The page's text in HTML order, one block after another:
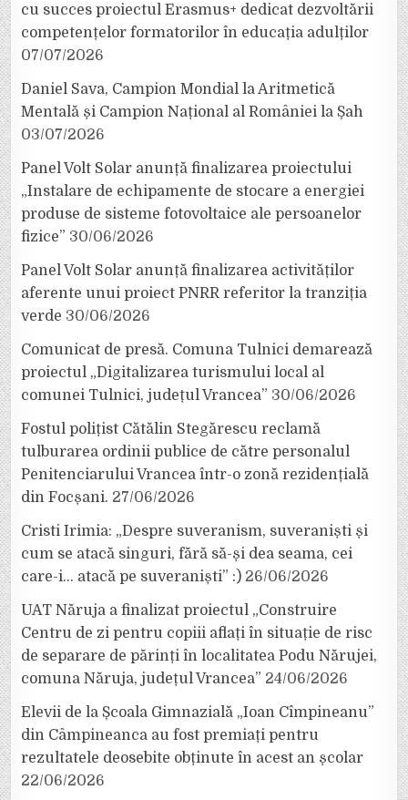
cu succes proiectul Erasmus+ dedicat dezvoltării
competențelor formatorilor în educația adulților
07/07/2026
Daniel Sava, Campion Mondial la Aritmetică
Mentală și Campion Național al României la Șah
03/07/2026
Panel Volt Solar anunță finalizarea proiectului
„Instalare de echipamente de stocare a energiei
produse de sisteme fotovoltaice ale persoanelor
fizice” 30/06/2026
Panel Volt Solar anunță finalizarea activităților
aferente unui proiect PNRR referitor la tranziția
verde 30/06/2026
Comunicat de presă. Comuna Tulnici demarează
proiectul „Digitalizarea turismului local al
comunei Tulnici, județul Vrancea” 30/06/2026
Fostul polițist Cătălin Stegărescu reclamă
tulburarea ordinii publice de către personalul
Penitenciarului Vrancea într-o zonă rezidențială
din Focșani. 27/06/2026
Cristi Irimia: „Despre suveranism, suveraniști și
cum se atacă singuri, fără să-și dea seama, cei
care-i… atacă pe suveraniști” :) 26/06/2026
UAT Năruja a finalizat proiectul „Construire
Centru de zi pentru copiii aflați în situație de risc
de separare de părinți în localitatea Podu Nărujei,
comuna Năruja, județul Vrancea” 24/06/2026
Elevii de la Școala Gimnazială „Ioan Cîmpineanu”
din Câmpineanca au fost premiați pentru
rezultatele deosebite obținute în acest an școlar
22/06/2026